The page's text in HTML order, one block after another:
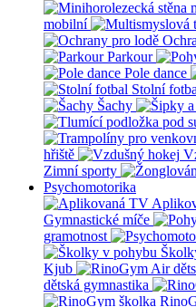
mobilní
Parkour
Pole dance
Stolní
Šachy
hřiště
Zimní sporty
Psychomotorika
Gymnastické míče
gramotnost
Kjub
dětská gymnastika